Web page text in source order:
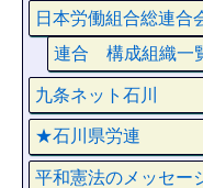
日本労働組合総連合
連合 構成組織一
九条ネット石川
★石川県労連
平和憲法のメッセー